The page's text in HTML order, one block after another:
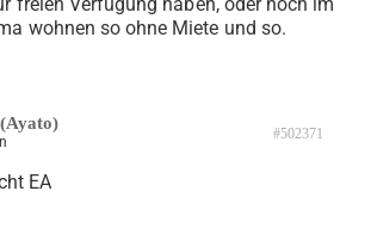
wohnen so ohne Miete und so.
#502371
EA